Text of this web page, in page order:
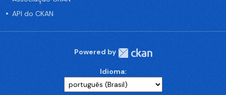
API do CKAN
Powered by
Idioma